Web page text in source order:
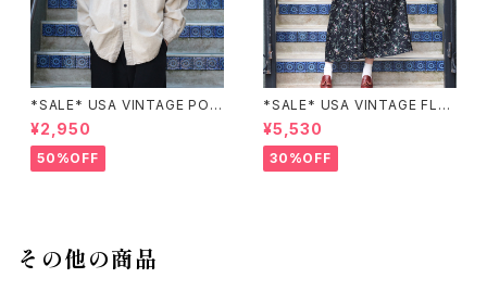
*SALE* USA VINTAGE POC
KET DESIGN SHIRT/アメリカ
古着ポケットデザインシャツ
¥2,950
50%OFF
*SALE* USA VINTAGE FLO
WER PATTERNED LACE CO
LLAR BELTED ONE PIECE/
アメリカ古着花柄レース襟ベル
テッドワンピース
¥5,530
30%OFF
その他の商品